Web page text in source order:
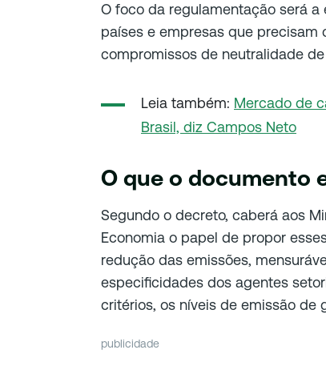
O foco da regulamentação será
países e empresas que
compromissos de neutralidade
Leia também: Mercado de
Brasil, diz Campos Neto
O que o documento
Segundo o decreto, caberá aos
Economia o papel de propor
redução das emissões,
especificidades dos agentes
critérios, os níveis de emissão de
publicidade